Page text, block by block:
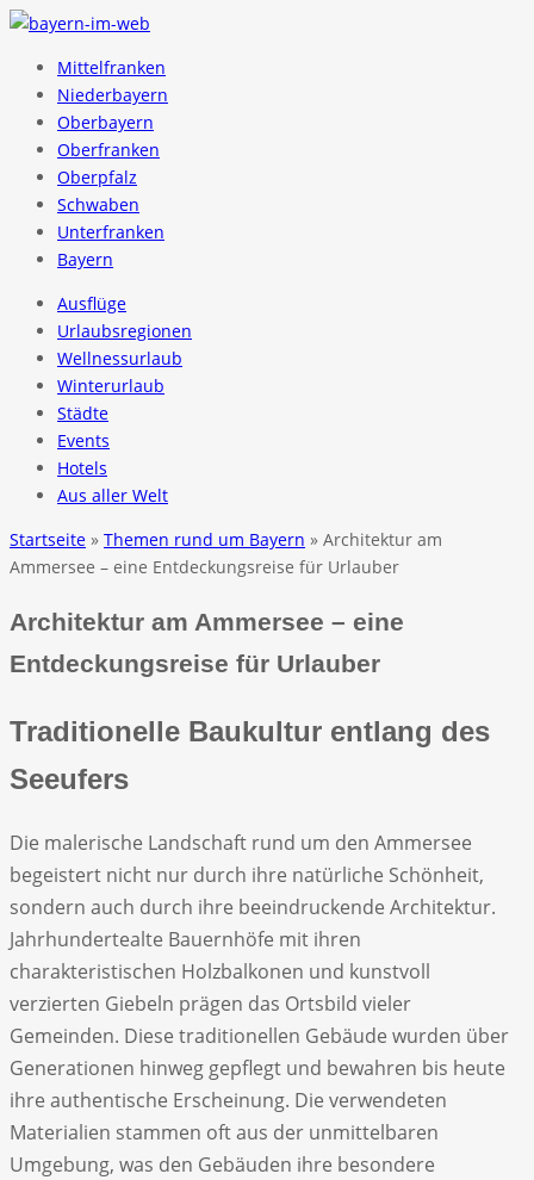
Mittelfranken
Niederbayern
Oberbayern
Oberfranken
Oberpfalz
Schwaben
Unterfranken
Bayern
Ausflüge
Urlaubsregionen
Wellnessurlaub
Winterurlaub
Städte
Events
Hotels
Aus aller Welt
Startseite » Themen rund um Bayern » Architektur am
Ammersee – eine Entdeckungsreise für Urlauber
Architektur am Ammersee – eine
Entdeckungsreise für Urlauber
Traditionelle Baukultur entlang des
Seeufers
Die malerische Landschaft rund um den Ammersee
begeistert nicht nur durch ihre natürliche Schönheit,
sondern auch durch ihre beeindruckende Architektur.
Jahrhundertealte Bauernhöfe mit ihren
charakteristischen Holzbalkonen und kunstvoll
verzierten Giebeln prägen das Ortsbild vieler
Gemeinden. Diese traditionellen Gebäude wurden über
Generationen hinweg gepflegt und bewahren bis heute
ihre authentische Erscheinung. Die verwendeten
Materialien stammen oft aus der unmittelbaren
Umgebung, was den Gebäuden ihre besondere